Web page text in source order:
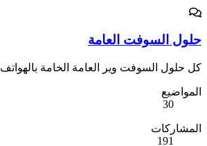
حلول السوفت العامة
كل حلول السوفت وير العامة الخامة بالهواتف
المواضيع
30
المشاركات
191